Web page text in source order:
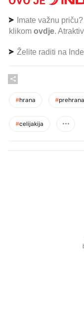
Imate važnu
klikom ovdje.
Želite raditi na
#hrana #prehrana
#celijakija